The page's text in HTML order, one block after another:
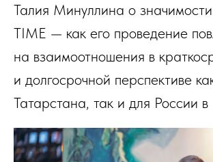
Талия Минуллина о
TIME — как его проведение
на взаимоотношения в
и долгосрочной перспективе
Татарстана, так и для России